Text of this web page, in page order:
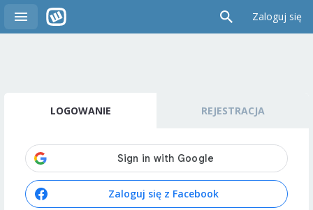
Zaloguj się
LOGOWANIE REJESTRACJA
Zaloguj się z Facebook